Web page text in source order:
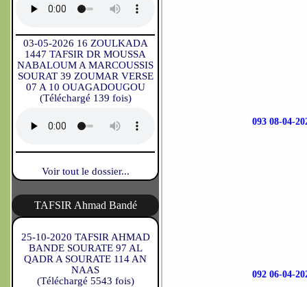
03-05-2026 16 ZOULKADA
1447 TAFSIR DR MOUSSA
NABALOUM A MARCOUSSIS
SOURAT 39 ZOUMAR VERSE
07 A 10 OUAGADOUGOU
(Téléchargé 139 fois)
Voir tout le dossier...
TAFSIR Ahmad Bandé
25-10-2020 TAFSIR AHMAD
BANDE SOURATE 97 AL
QADR A SOURATE 114 AN
NAAS
(Téléchargé 5543 fois)
093 08-04-
092 06-04-